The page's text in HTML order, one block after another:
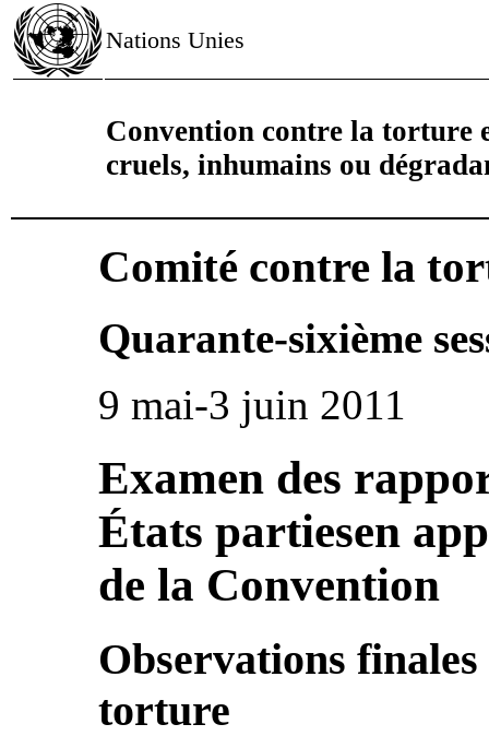
Nations Unies
Convention contre la torture
cruels, inhumains ou
Comité contre la
Quarante-sixième
9 mai-3 juin 2011
Examen des
États partiesen
de la Convention
Observations
torture